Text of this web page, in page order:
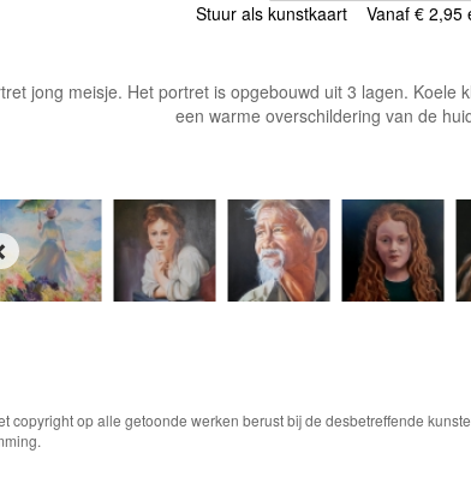
Stuur als kunstkaart Vanaf € 2,95
jong meisje. Het portret is opgebouwd uit 3 lagen. Koele
een warme overschildering van de
copyright op alle getoonde werken berust bij de desbetreffende